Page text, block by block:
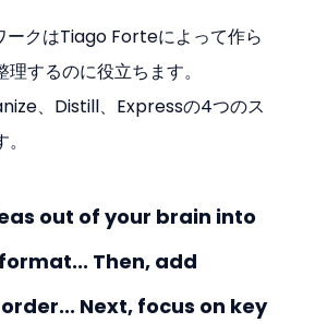
ークはTiago Forteによって作ら
するのに役立ちます。
、Distill、Expressの4つのス
out of your brain into
Then, add
Next, focus on key